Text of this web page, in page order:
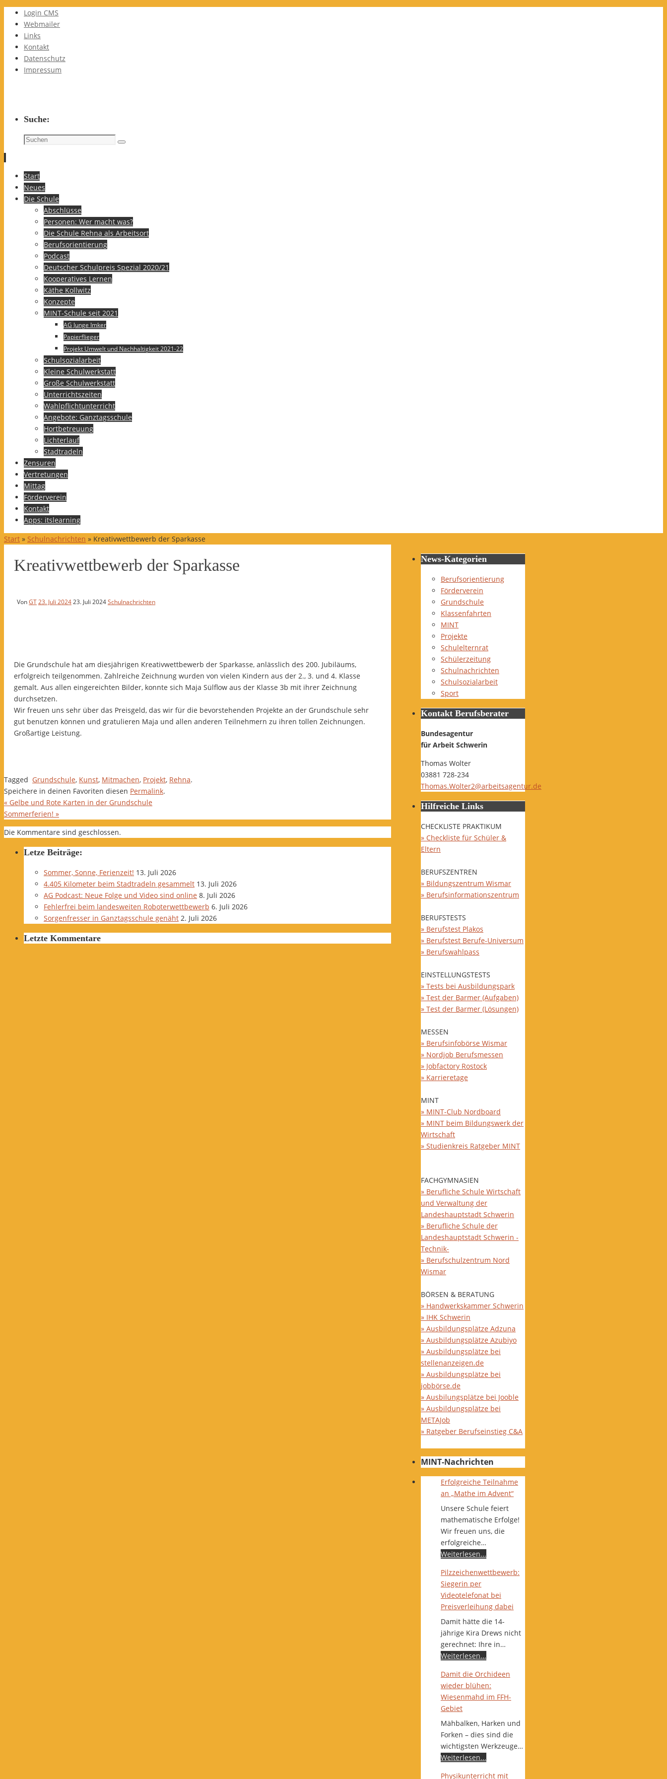
Login CMS
Webmailer
Links
Kontakt
Datenschutz
Impressum
Suche:
Suchen
Suchen
Zum
Inhalt
springen
Start
Neues
Die Schule
Abschlüsse
Personen: Wer macht was?
Die Schule Rehna als Arbeitsort
Berufsorientierung
Podcast
Deutscher Schulpreis Spezial 2020/21
Kooperatives Lernen
Käthe Kollwitz
Konzepte
MINT-Schule seit 2021
AG Junge Imker
Papierflieger
Projekt Umwelt und Nachhaltigkeit 2021-22
Schulsozialarbeit
Kleine Schulwerkstatt
Große Schulwerkstatt
Unterrichtszeiten
Wahlpflichtunterricht
Angebote: Ganztagsschule
Hortbetreuung
Lichterlauf
Stadtradeln
Zensuren
Vertretungen
Mittag
Förderverein
Kontakt
Apps: itslearning
Start » Schulnachrichten » Kreativwettbewerb der Sparkasse
Kreativwettbewerb der Sparkasse
VonGT 23. Juli 2024 23. Juli 2024Schulnachrichten
Die Grundschule hat am diesjährigen Kreativwettbewerb der Sparkasse, anlässlich des 200. Jubiläums,
erfolgreich teilgenommen. Zahlreiche Zeichnung wurden von vielen Kindern aus der 2., 3. und 4. Klasse
gemalt. Aus allen eingereichten Bilder, konnte sich Maja Sülflow aus der Klasse 3b mit ihrer Zeichnung
durchsetzen.
Wir freuen uns sehr über das Preisgeld, das wir für die bevorstehenden Projekte an der Grundschule sehr
gut benutzen können und gratulieren Maja und allen anderen Teilnehmern zu ihren tollen Zeichnungen.
Großartige Leistung.
Tagged Grundschule, Kunst, Mitmachen, Projekt, Rehna.
Speichere in deinen Favoriten diesen Permalink.
« Gelbe und Rote Karten in der Grundschule
Sommerferien! »
Die Kommentare sind geschlossen.
Letze Beiträge:
Sommer, Sonne, Ferienzeit! 13. Juli 2026
4.405 Kilometer beim Stadtradeln gesammelt 13. Juli 2026
AG Podcast: Neue Folge und Video sind online 8. Juli 2026
Fehlerfrei beim landesweiten Roboterwettbewerb 6. Juli 2026
Sorgenfresser in Ganztagsschule genäht 2. Juli 2026
Letzte Kommentare
News-Kategorien
Berufsorientierung
Förderverein
Grundschule
Klassenfahrten
MINT
Projekte
Schulelternrat
Schülerzeitung
Schulnachrichten
Schulsozialarbeit
Sport
Kontakt Berufsberater
Bundesagentur
für Arbeit Schwerin
Thomas Wolter
03881 728-234
Thomas.Wolter2@arbeitsagentur.de
Hilfreiche Links
CHECKLISTE PRAKTIKUM
» Checkliste für Schüler &
Eltern
BERUFSZENTREN
» Bildungszentrum Wismar
» Berufsinformationszentrum
BERUFSTESTS
» Berufstest Plakos
» Berufstest Berufe-Universum
» Berufswahlpass
EINSTELLUNGSTESTS
» Tests bei Ausbildungspark
» Test der Barmer (Aufgaben)
» Test der Barmer (Lösungen)
MESSEN
» Berufsinfobörse Wismar
» Nordjob Berufsmessen
» Jobfactory Rostock
» Karrieretage
MINT
» MINT-Club Nordboard
» MINT beim Bildungswerk der
Wirtschaft
» Studienkreis Ratgeber MINT
FACHGYMNASIEN
» Berufliche Schule Wirtschaft
und Verwaltung der
Landeshauptstadt Schwerin
» Berufliche Schule der
Landeshauptstadt Schwerin -
Technik-
» Berufschulzentrum Nord
Wismar
BÖRSEN & BERATUNG
» Handwerkskammer Schwerin
» IHK Schwerin
» Ausbildungsplätze Adzuna
» Ausbildungsplätze Azubiyo
» Ausbildungsplätze bei
stellenanzeigen.de
» Ausbildungsplätze bei
jobbörse.de
» Ausbilungsplätze bei Jooble
» Ausbildungsplätze bei
METAJob
» Ratgeber Berufseinstieg C&A
MINT-Nachrichten
Erfolgreiche Teilnahme
an „Mathe im Advent“
Unsere Schule feiert
mathematische Erfolge!
Wir freuen uns, die
erfolgreiche…
Weiterlesen...
Pilzzeichenwettbewerb:
Siegerin per
Videotelefonat bei
Preisverleihung dabei
Damit hätte die 14-
jährige Kira Drews nicht
gerechnet: Ihre in…
Weiterlesen...
Damit die Orchideen
wieder blühen:
Wiesenmahd im FFH-
Gebiet
Mähbalken, Harken und
Forken – dies sind die
wichtigsten Werkzeuge…
Weiterlesen...
Physikunterricht mit